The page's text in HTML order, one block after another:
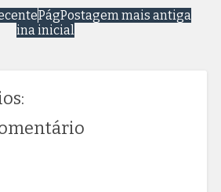
Postagem mais antiga
Pág
ina inicial